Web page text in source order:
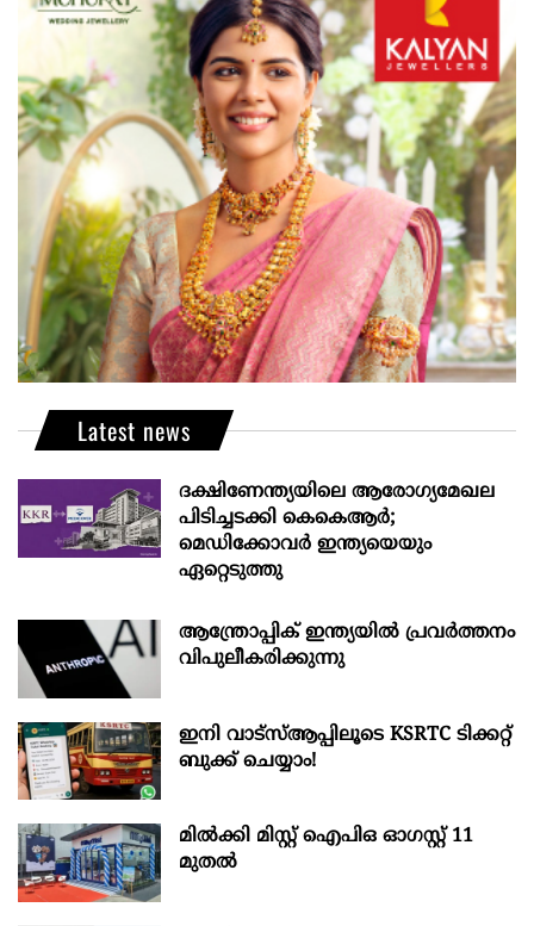
Latest news
ദക്ഷിണേന്ത്യയിലെ ആരോഗ്യമേഖല
പിടിച്ചടക്കി കെകെആർ;
മെഡിക്കോവർ ഇന്ത്യയെയും
ഏറ്റെടുത്തു
ആന്ത്രോപ്പിക് ഇന്ത്യയില്‍ പ്രവര്‍ത്തനം
വിപുലീകരിക്കുന്നു
ഇനി വാട്‌സ്ആപ്പിലൂടെ KSRTC ടിക്കറ്റ്
ബുക്ക് ചെയ്യാം!
മില്‍ക്കി മിസ്റ്റ്‌ ഐപിഒ ഓഗസ്റ്റ്‌ 11
മുതല്‍